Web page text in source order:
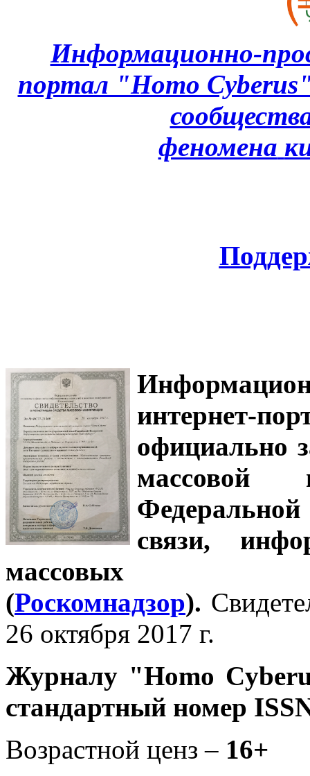
Информационно-
портал "Homo
феномена
интернет-
официально
связи,
массовых
(Роскомнадзор).
26 октября 2017 г.
Журналу "Homo
стандартный номер
Возрастной ценз – 16+